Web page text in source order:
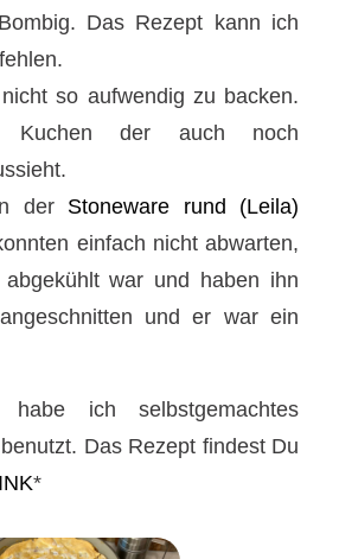
Das Rezept kann ich
so aufwendig zu backen.
Kuchen der auch noch
der Stoneware rund (Leila)
einfach nicht abwarten,
war und haben ihn
und er war ein
habe ich selbstgemachtes
Das Rezept findest Du
*